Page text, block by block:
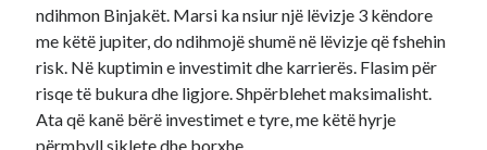
ndihmon Binjakët. Marsi ka nsiur një lëvizje 3 këndore
me këtë jupiter, do ndihmojë shumë në lëvizje që fshehin
risk. Në kuptimin e investimit dhe karrierës. Flasim për
risqe të bukura dhe ligjore. Shpërblehet maksimalisht.
Ata që kanë bërë investimet e tyre, me këtë hyrje
përmbyll siklete dhe borxhe.